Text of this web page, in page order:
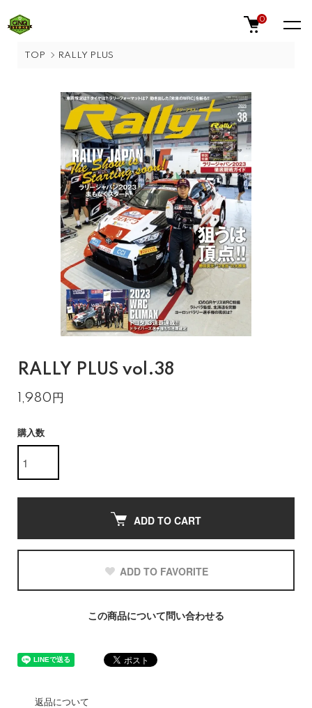
0
TOP RALLY PLUS
RALLY PLUS vol.38
1,980円
購入数
ADD TO CART
ADD TO FAVORITE
この商品について問い合わせる
返品について